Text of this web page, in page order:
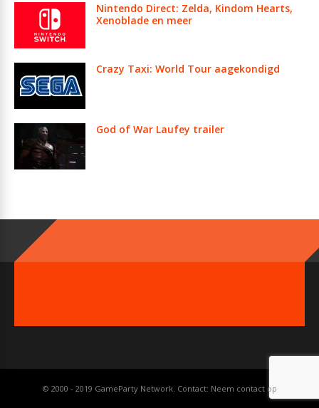
Nintendo Direct: Zelda, Kindom Hearts,
Xenoblade en meer
Crazy Taxi: World Tour aagekondigd
God of War Laufey trailer
© 2000 - 2019 GameParty Network. Contact: Neem contact op